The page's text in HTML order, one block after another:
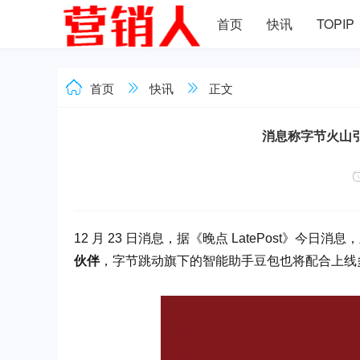
首页 快讯 TOPIP
首页 快讯 正文
消息称字节火山
12 月 23 日消息，据《晚点 LatePost》今日消息，
伙伴，字节跳动旗下的智能助手豆包也将配合上